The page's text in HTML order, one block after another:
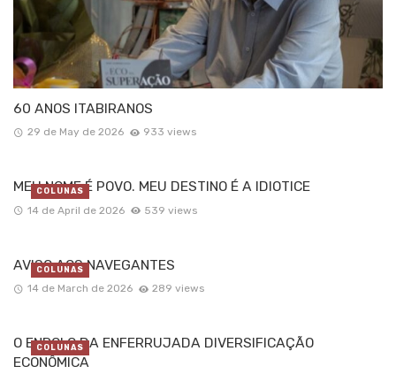
60 ANOS ITABIRANOS
29 de May de 2026 933 views
MEU NOME É POVO. MEU DESTINO É A IDIOTICE
14 de April de 2026 539 views
COLUNAS
AVISO AOS NAVEGANTES
14 de March de 2026 289 views
COLUNAS
O ENROLO DA ENFERRUJADA DIVERSIFICAÇÃO
ECONÔMICA
COLUNAS